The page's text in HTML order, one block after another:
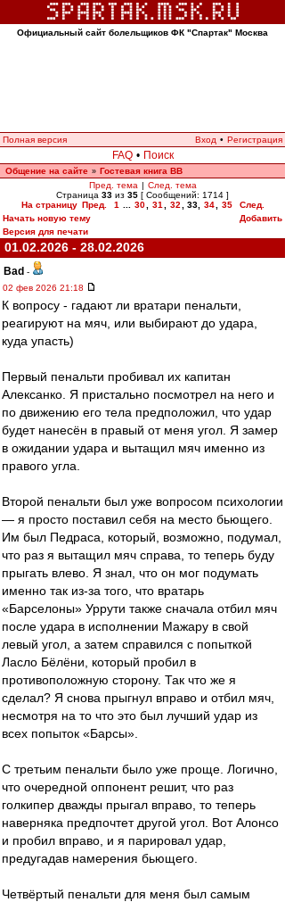
Официальный сайт болельщиков ФК "Спартак" Москва
Полная версия Вход • Регистрация
FAQ • Поиск
Общение на сайте » Гостевая книга ВВ
Пред. тема | След. тема
Страница 33 из 35 [ Сообщений: 1714 ]
На страницу Пред. 1 30 31 32 33, 34 35
След.
Начать новую тему
Добавить
Версия для печати
01.02.2026 - 28.02.2026
Bad -
02 фев 2026 21:18
К вопросу - гадают ли вратари пенальти,
реагируют на мяч, или выбирают до удара,
куда упасть)
Первый пенальти пробивал их капитан
Алексанко. Я пристально посмотрел на него и
по движению его тела предположил, что удар
будет нанесён в правый от меня угол. Я замер
в ожидании удара и вытащил мяч именно из
правого угла.
Второй пенальти был уже вопросом психологии
— я просто поставил себя на место бьющего.
Им был Педраса, который, возможно, подумал,
что раз я вытащил мяч справа, то теперь буду
прыгать влево. Я знал, что он мог подумать
именно так из-за того, что вратарь
«Барселоны» Уррути также сначала отбил мяч
после удара в исполнении Мажару в свой
левый угол, а затем справился с попыткой
Ласло Бёлёни, который пробил в
противоположную сторону. Так что же я
сделал? Я снова прыгнул вправо и отбил мяч,
несмотря на то что это был лучший удар из
всех попыток «Барсы».
С третьим пенальти было уже проще. Логично,
что очередной оппонент решит, что раз
голкипер дважды прыгал вправо, то теперь
наверняка предпочтет другой угол. Вот Алонсо
и пробил вправо, и я парировал удар,
предугадав намерения бьющего.
Четвёртый пенальти для меня был самым